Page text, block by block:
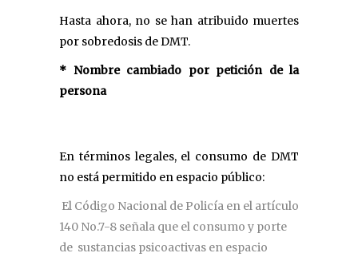
Hasta ahora, no se han atribuido muertes
por sobredosis de DMT.
* Nombre cambiado por petición de la
persona
En términos legales, el consumo de DMT
no está permitido en espacio público:
El Código Nacional de Policía en el artículo
140 No.7-8 señala que el consumo y porte
de sustancias psicoactivas en espacio